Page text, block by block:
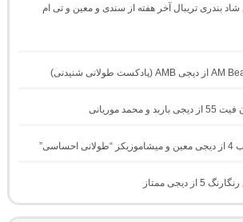
بندری تریبال آخر هفته از سندی و معین و تی ام
موریانی
دیجی ممتاز